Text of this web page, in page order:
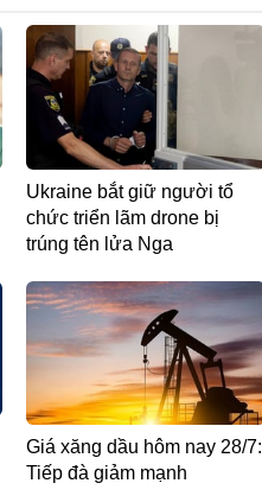
Ukraine bắt giữ người tổ
chức triển lãm drone bị
trúng tên lửa Nga
Giá xăng dầu hôm nay 28/7:
Tiếp đà giảm mạnh